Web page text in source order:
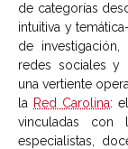
de categorías
intuitiva y
de
redes sociales y
una vertiente
la Red Carolina:
vinculadas con
especialistas,